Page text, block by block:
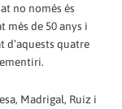
no només és
més de 50 anys i
d’aquests quatre
Madrigal, Ruiz i